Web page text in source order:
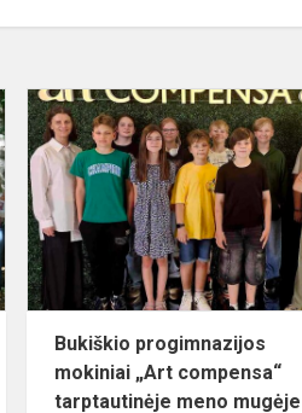
5b
klasės
bendruomenės
žygis
Bukiškio progimnazijos
mokiniai „Art compensa“
tarptautinėje meno mugėje